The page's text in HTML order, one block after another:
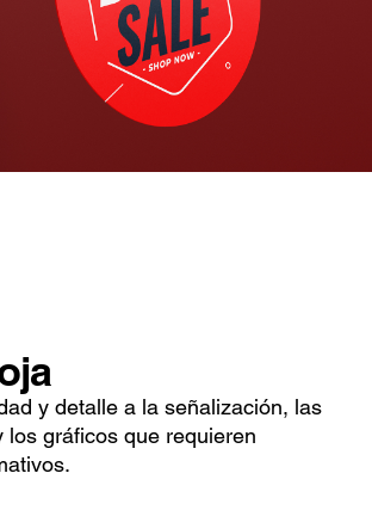
y detalle a la señalización, las
los gráficos que requieren